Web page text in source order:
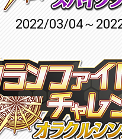
2022/03/04～